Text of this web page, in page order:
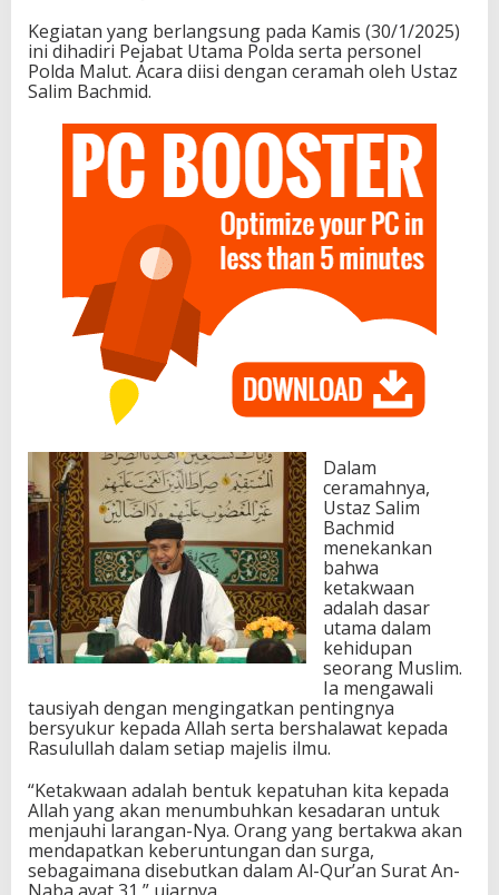
Kegiatan yang berlangsung pada Kamis (30/1/2025)
ini dihadiri Pejabat Utama Polda serta personel
Polda Malut. Acara diisi dengan ceramah oleh Ustaz
Salim Bachmid.
Dalam
ceramahnya,
Ustaz Salim
Bachmid
menekankan
bahwa
ketakwaan
adalah dasar
utama dalam
kehidupan
seorang Muslim.
Ia mengawali
tausiyah dengan mengingatkan pentingnya
bersyukur kepada Allah serta bershalawat kepada
Rasulullah dalam setiap majelis ilmu.
“Ketakwaan adalah bentuk kepatuhan kita kepada
Allah yang akan menumbuhkan kesadaran untuk
menjauhi larangan-Nya. Orang yang bertakwa akan
mendapatkan keberuntungan dan surga,
sebagaimana disebutkan dalam Al-Qur’an Surat An-